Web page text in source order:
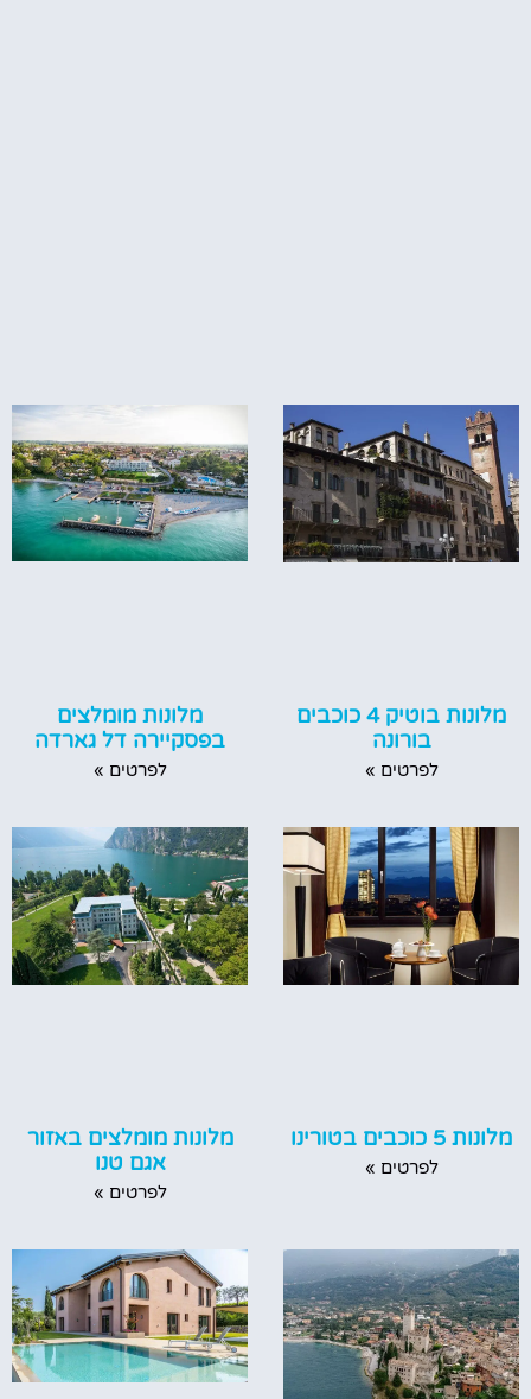
מלונות בוטיק 4 כוכבים
בורונה
לפרטים »
מלונות מומלצים
בפסקיירה דל גארדה
לפרטים »
מלונות 5 כוכבים בטורינו
לפרטים »
מלונות מומלצים באזור
אגם טנו
לפרטים »